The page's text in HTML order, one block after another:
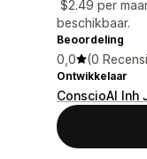
$2.49 per
beschikbaar.
Beoordeling
0,0 (0
Ontwikkelaar
ConscioAI Inh